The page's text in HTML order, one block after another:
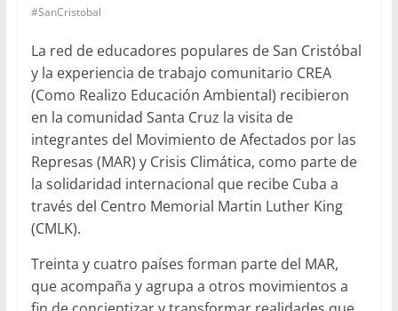
#SanCristobal
La red de educadores populares de San Cristóbal
y la experiencia de trabajo comunitario CREA
(Como Realizo Educación Ambiental) recibieron
en la comunidad Santa Cruz la visita de
integrantes del Movimiento de Afectados por las
Represas (MAR) y Crisis Climática, como parte de
la solidaridad internacional que recibe Cuba a
través del Centro Memorial Martin Luther King
(CMLK).
Treinta y cuatro países forman parte del MAR,
que acompaña y agrupa a otros movimientos a